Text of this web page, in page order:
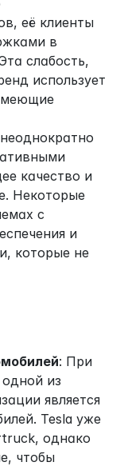
её клиенты
в
слабость,
использует
качество и
Некоторые
с
и
которые не
: При
одной из
является
Tesla уже
однако
чтобы